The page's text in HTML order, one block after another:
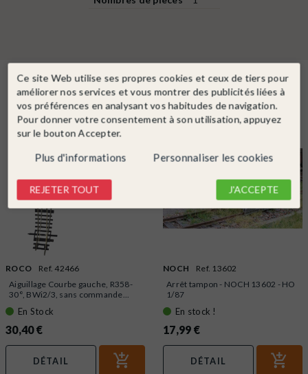
Dans la même catégorie
ROCO
Ref. 42466
Aiguillage Courbe gauche, R358-
30°, BWi2/3, sans commande...
En Stock
30,40 €
DÉTAIL
NOCH
Ref. 13602
Arrêt tampon - NOCH 13602 - HO
1/87
En stock !
17,99 €
DÉTAIL
Ce site Web utilise ses propres cookies et ceux de tiers pour
améliorer nos services et vous montrer des publicités liées à
vos préférences en analysant vos habitudes de navigation.
Pour donner votre consentement à son utilisation, appuyez
sur le bouton Accepter.
Plus d'informations Personnaliser les cookies
REJETER TOUT J'ACCEPTE